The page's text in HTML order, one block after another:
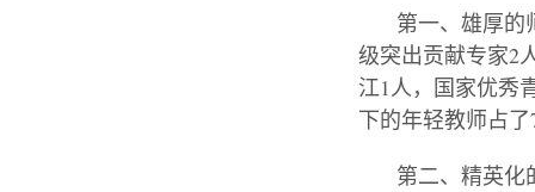
第一、雄厚的
级突出贡献专家2
江1人， 国家优秀
下的年轻教师占了
第二、精英化